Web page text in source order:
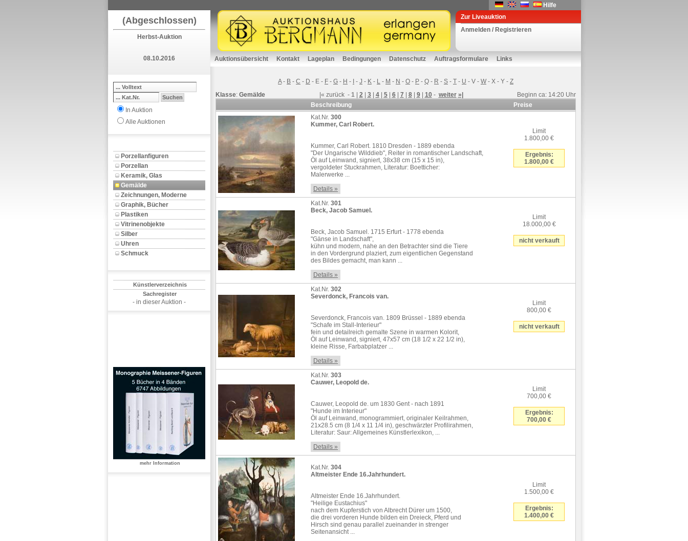
Hilfe
(Abgeschlossen)
Herbst-Auktion
08.10.2016
In Auktion
Alle Auktionen
Porzellanfiguren
Porzellan
Keramik, Glas
Gemälde
Zeichnungen, Moderne
Graphik, Bücher
Plastiken
Vitrinenobjekte
Silber
Uhren
Schmuck
Künstlerverzeichnis
Sachregister
- in dieser Auktion -
mehr Information
Zur Liveauktion
Anmelden / Registrieren
Auktionsübersicht Kontakt Lageplan Bedingungen Datenschutz Auftragsformulare Links
A- B - C - D - E - F - G - H - - J - K - L - M - N - O - P - Q - R - S - T - U - V - W - X - Y - Z
Klasse: Gemälde Beginn ca: 14:20 Uhr
|« zurück- 1| 2| 3| 4| 5| 6| 7 8| 9| 10- weiter »|
Beschreibung
Preise
Kat.Nr. 300
Kummer, Carl Robert.
Kummer, Carl Robert. 1810 Dresden - 1889 ebenda
"Der Ungarische Wilddieb", Reiter in romantischer Landschaft,
Öl auf Leinwand, signiert, 38x38 cm (15 x 15 in),
vergoldeter Stuckrahmen, Literatur: Boetticher:
Malerwerke ...
Details »
Limit
1.800,00 €
Ergebnis:
1.800,00 €
Kat.Nr. 301
Beck, Jacob Samuel.
Beck, Jacob Samuel. 1715 Erfurt - 1778 ebenda
"Gänse in Landschaft",
kühn und modern, nahe an den Betrachter sind die Tiere
in den Vordergrund plaziert, zum eigentlichen Gegenstand
des Bildes gemacht, man kann ...
Details »
Limit
18.000,00 €
nicht verkauft
Kat.Nr. 302
Severdonck, Francois van.
Severdonck, Francois van. 1809 Brüssel - 1889 ebenda
"Schafe im Stall-Interieur"
fein und detailreich gemalte Szene in warmen Kolorit,
Öl auf Leinwand, signiert, 47x57 cm (18 1/2 x 22 1/2 in),
kleine Risse, Farbabplatzer ...
Details »
Limit
800,00 €
nicht verkauft
Kat.Nr. 303
Cauwer, Leopold de.
Cauwer, Leopold de. um 1830 Gent - nach 1891
"Hunde im Interieur"
Öl auf Leinwand, monogrammiert, originaler Keilrahmen,
21x28.5 cm (8 1/4 x 11 1/4 in), geschwärzter Profilirahmen,
Literatur: Saur: Allgemeines Künstlerlexikon, ...
Details »
Limit
700,00 €
Ergebnis:
700,00 €
Kat.Nr. 304
Altmeister Ende 16.Jahrhundert.
Altmeister Ende 16.Jahrhundert.
"Heilige Eustachius"
nach dem Kupferstich von Albrecht Dürer um 1500,
die drei vorderen Hunde bilden ein Dreieck, Pferd und
Hirsch sind genau parallel zueinander in strenger
Seitenansicht ...
Limit
1.500,00 €
Ergebnis:
1.400,00 €